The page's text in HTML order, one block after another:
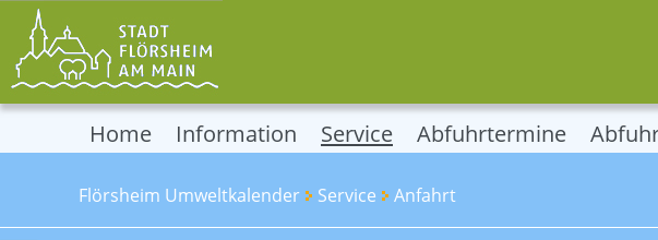
Home Information Service Abfuhrtermine
Flörsheim Umweltkalender Service Anfahrt